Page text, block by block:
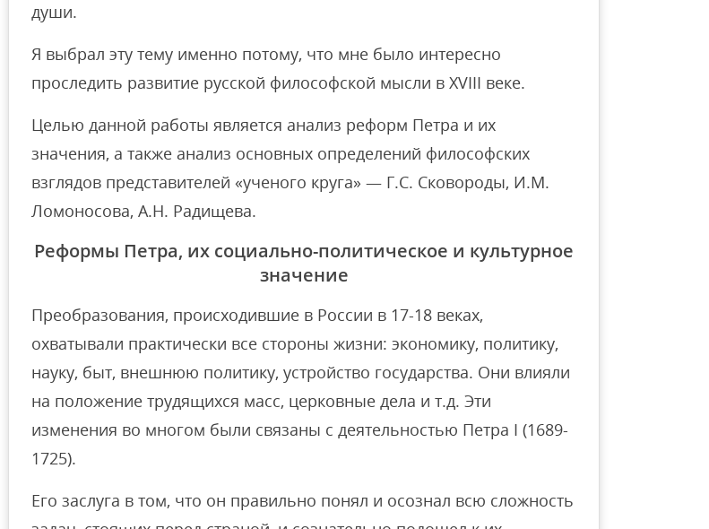
души.
Я выбрал эту тему именно потому, что мне было интересно
проследить развитие русской философской мысли в XVIII веке.
Целью данной работы является анализ реформ Петра и их
значения, а также анализ основных определений философских
взглядов представителей «ученого круга» — Г.С. Сковороды, И.М.
Ломоносова, А.Н. Радищева.
Реформы Петра, их социально-политическое и культурное
значение
Преобразования, происходившие в России в 17-18 веках,
охватывали практически все стороны жизни: экономику, политику,
науку, быт, внешнюю политику, устройство государства. Они влияли
на положение трудящихся масс, церковные дела и т.д. Эти
изменения во многом были связаны с деятельностью Петра I (1689-
1725).
Его заслуга в том, что он правильно понял и осознал всю сложность